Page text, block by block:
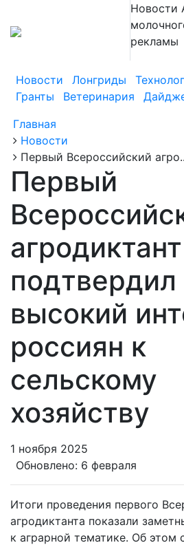
Новости
рекламы
Новости Лонгриды
Гранты
Ветеринария
Главная
Новости
Первый Всероссийский
Первый
агродиктант
подтвердил
высокий
россиян к
сельскому
хозяйству
1 ноября 2025
Обновлено: 6 февраля
Итоги проведения первого
агродиктанта показали
к аграрной тематике. Об этом